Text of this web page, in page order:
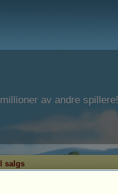
av andre spillere!
salgs